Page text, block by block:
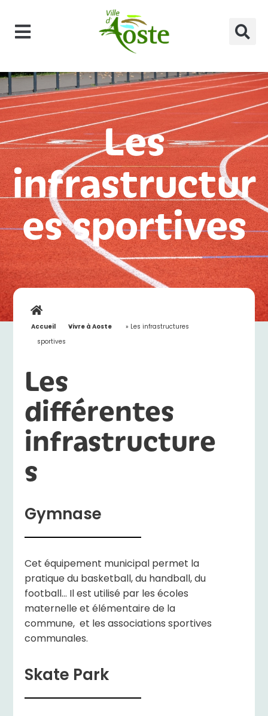
Les
infrastructur
es sportives
Accueil »
Vivre à Aoste » Les infrastructures
sportives
Les
différentes
infrastructure
s
Gymnase
Cet équipement municipal permet la
pratique du basketball, du handball, du
football… Il est utilisé par les écoles
maternelle et élémentaire de la
commune, et les associations sportives
communales.
Skate Park